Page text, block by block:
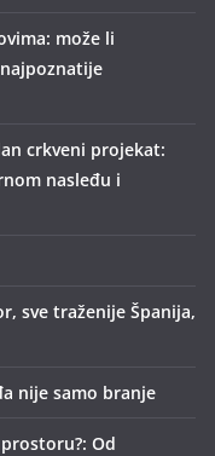
može li
crkveni projekat:
nasleđu i
sve traženije Španija,
nije samo branje
Od